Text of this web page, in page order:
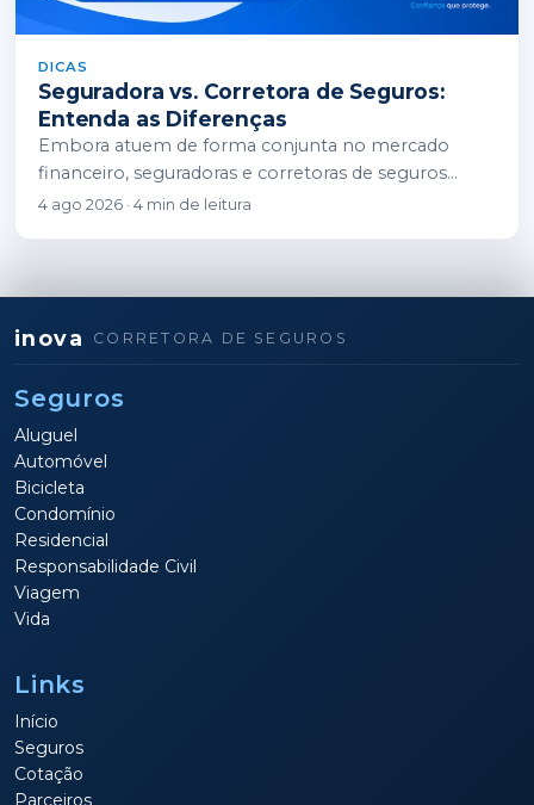
DICAS
Seguradora vs. Corretora de Seguros:
Entenda as Diferenças
Embora atuem de forma conjunta no mercado
financeiro, seguradoras e corretoras de seguros
desempenham papéis completamente diferentes.
4 ago 2026 · 4 min de leitura
inova CORRETORA DE SEGUROS
Seguros
Aluguel
Automóvel
Bicicleta
Condomínio
Residencial
Responsabilidade Civil
Viagem
Vida
Links
Início
Seguros
Cotação
Parceiros